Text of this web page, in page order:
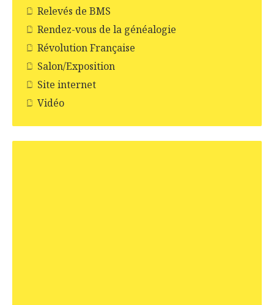
Relevés de BMS
Rendez-vous de la généalogie
Révolution Française
Salon/Exposition
Site internet
Vidéo